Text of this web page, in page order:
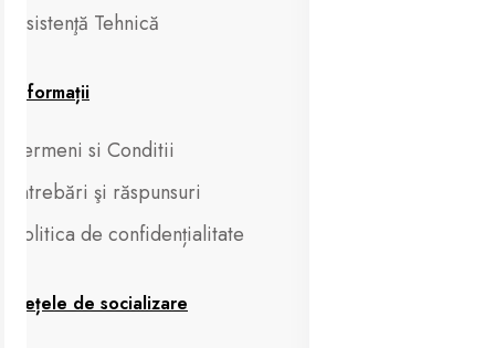
Asistenţă Tehnică
Informații
Termeni si Conditii
Întrebări şi răspunsuri
Politica de confidențialitate
Rețele de socializare